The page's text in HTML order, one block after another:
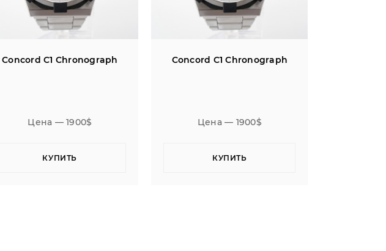
Concord C1 Chronograph
Цена — 1900$
КУПИТЬ
Concord C1 Chronograph
Цена — 1900$
КУПИТЬ